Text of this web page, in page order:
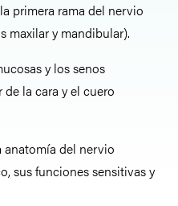
primera rama del nervio
y mandibular).
y los senos
la cara y el cuero
anatomía del nervio
sus funciones sensitivas y